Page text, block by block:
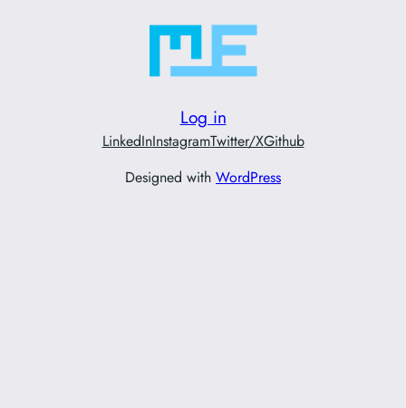
Log in
LinkedInInstagramTwitter/XGithub
Designed with WordPress